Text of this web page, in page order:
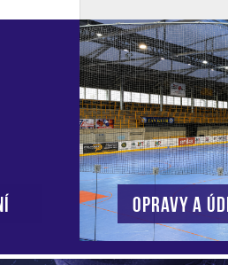
Opravy a